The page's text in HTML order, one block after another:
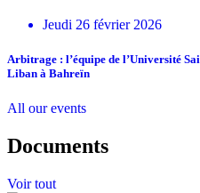
Jeudi 26 février 2026
Arbitrage : l’équipe de l’Université
Liban à Bahreïn
All our events
Documents
Voir tout